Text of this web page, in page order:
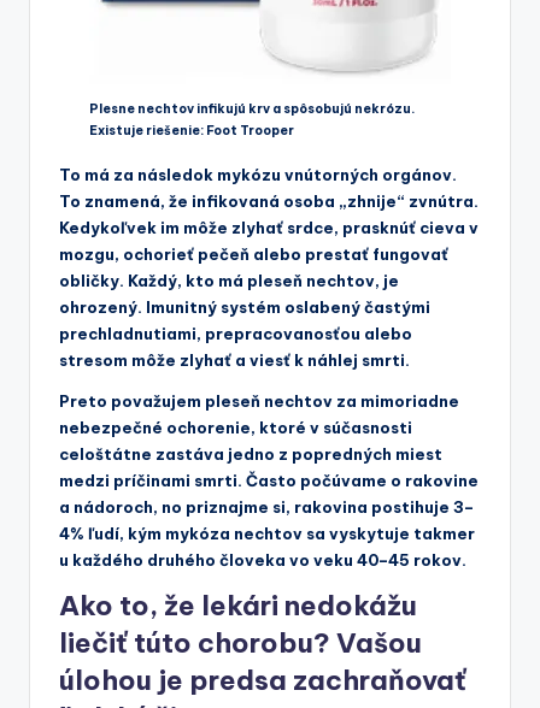
Plesne nechtov infikujú krv a spôsobujú nekrózu.
Existuje riešenie: Foot Trooper
To má za následok mykózu vnútorných orgánov.
To znamená, že infikovaná osoba „zhnije“ zvnútra.
Kedykoľvek im môže zlyhať srdce, prasknúť cieva v
mozgu, ochorieť pečeň alebo prestať fungovať
obličky. Každý, kto má pleseň nechtov, je
ohrozený. Imunitný systém oslabený častými
prechladnutiami, prepracovanosťou alebo
stresom môže zlyhať a viesť k náhlej smrti.
Preto považujem pleseň nechtov za mimoriadne
nebezpečné ochorenie, ktoré v súčasnosti
celoštátne zastáva jedno z popredných miest
medzi príčinami smrti. Často počúvame o rakovine
a nádoroch, no priznajme si, rakovina postihuje 3–
4% ľudí, kým mykóza nechtov sa vyskytuje takmer
u každého druhého človeka vo veku 40–45 rokov.
Ako to, že lekári nedokážu
liečiť túto chorobu? Vašou
úlohou je predsa zachraňovať